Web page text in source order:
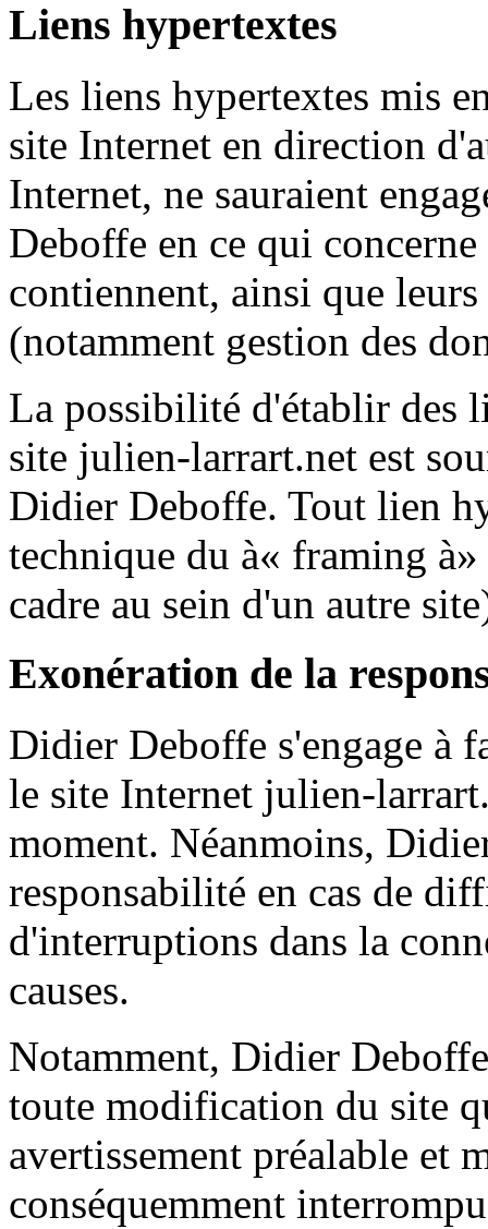
Liens hypertextes
Les liens hypertextes mis
site Internet en direction
Internet, ne sauraient
Deboffe en ce qui
contiennent, ainsi que
(notamment gestion des
La possibilité d'établir des
site julien-larrart.net est
Didier Deboffe. Tout lien
technique du à« framing
cadre au sein d'un autre
Exonération de la
Didier Deboffe s'engage à
le site Internet julien-
moment. Néanmoins,
responsabilité en cas de
d'interruptions dans la
causes.
Notamment, Didier
toute modification du site
avertissement préalable et
conséquemment